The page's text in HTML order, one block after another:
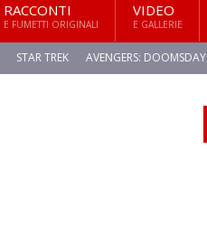
RACCONTI
E FUMETTI ORIGINALI
VIDEO
E GALLERIE
STAR TREK AVENGERS: DOOMSDAY